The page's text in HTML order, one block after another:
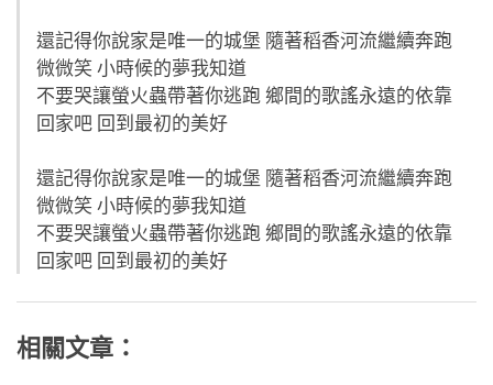
還記得你說家是唯一的城堡 隨著稻香河流繼續奔跑
微微笑 小時候的夢我知道
不要哭讓螢火蟲帶著你逃跑 鄉間的歌謠永遠的依靠
回家吧 回到最初的美好
還記得你說家是唯一的城堡 隨著稻香河流繼續奔跑
微微笑 小時候的夢我知道
不要哭讓螢火蟲帶著你逃跑 鄉間的歌謠永遠的依靠
回家吧 回到最初的美好
相關文章：